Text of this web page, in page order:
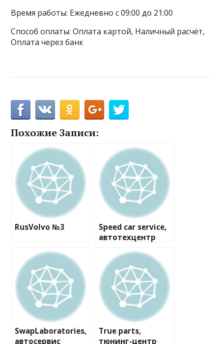
Время работы: Ежедневно с 09:00 до 21:00
Способ оплаты: Оплата картой, Наличный расчёт,
Оплата через банк
Похожие Записи:
RusVolvo №3
Speed car service,
автотехцентр
SwapLaboratories,
автосервис
True parts,
тюнинг-центр